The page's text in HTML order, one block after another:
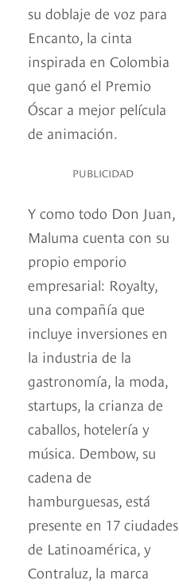
su doblaje de voz para
Encanto, la cinta
inspirada en Colombia
que ganó el Premio
Óscar a mejor película
de animación.
PUBLICIDAD
Y como todo Don Juan,
Maluma cuenta con su
propio emporio
empresarial: Royalty,
una compañía que
incluye inversiones en
la industria de la
gastronomía, la moda,
startups, la crianza de
caballos, hotelería y
música. Dembow, su
cadena de
hamburguesas, está
presente en 17 ciudades
de Latinoamérica, y
Contraluz, la marca